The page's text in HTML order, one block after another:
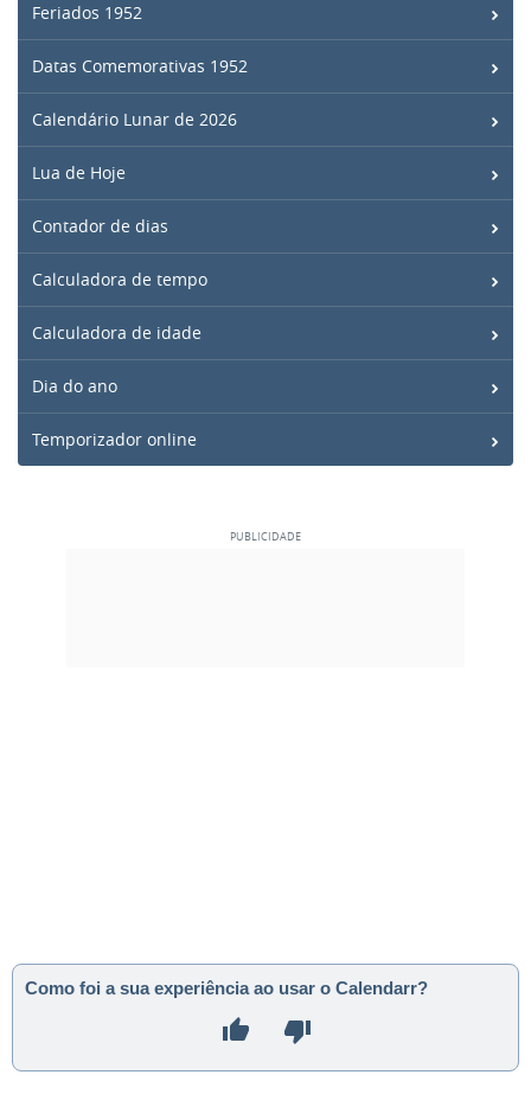
Feriados 1952
Datas Comemorativas 1952
Calendário Lunar de 2026
Lua de Hoje
Contador de dias
Calculadora de tempo
Calculadora de idade
Dia do ano
Temporizador online
Como foi a sua experiência ao usar o Calendarr?